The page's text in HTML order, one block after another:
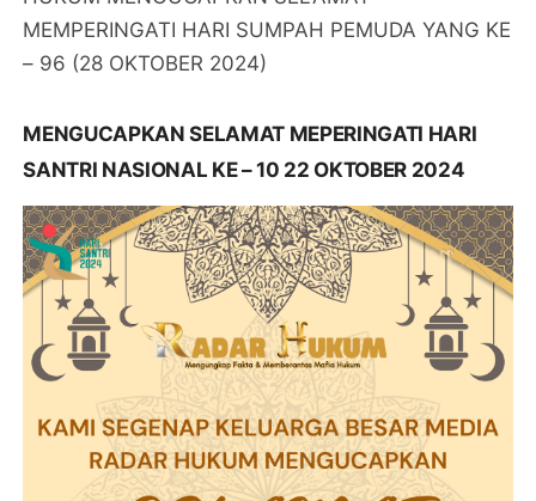
MEMPERINGATI HARI SUMPAH PEMUDA YANG KE
– 96 (28 OKTOBER 2024)
MENGUCAPKAN SELAMAT MEPERINGATI HARI
SANTRI NASIONAL KE – 10 22 OKTOBER 2024